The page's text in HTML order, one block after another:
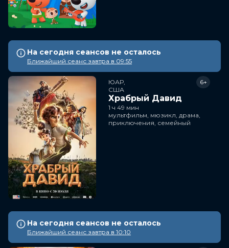
На сегодня сеансов не осталось
Ближайший сеанс завтра в 09:55
ЮАР,
США
Храбрый Давид
6+
1 ч 49 мин
мультфильм, мюзикл, драма,
приключения, семейный
На сегодня сеансов не осталось
Ближайший сеанс завтра в 10:10